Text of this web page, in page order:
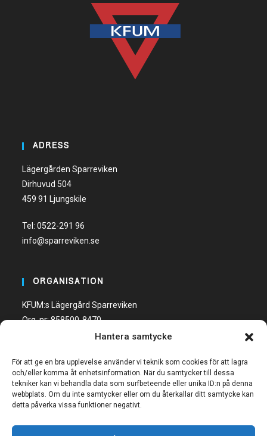
Hantera samtycke
För att ge en bra upplevelse använder vi teknik som cookies för att lagra
och/eller komma åt enhetsinformation. När du samtycker till dessa
tekniker kan vi behandla data som surfbeteende eller unika ID:n på denna
webbplats. Om du inte samtycker eller om du återkallar ditt samtycke kan
detta påverka vissa funktioner negativt.
ADRESS
Lägergården Sparreviken
Dirhuvud 504
459 91 Ljungskile
Tel:0522-291 96
info@sparreviken.se
ORGANISATION
KFUM:s Lägergård Sparreviken
Org. nr: 858500-8470